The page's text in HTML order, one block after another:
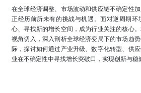
在全球经济调整、市场波动和供应链不确定性
正经历前所未有的挑战与机遇。面对逆周期
心、寻找新的增长空间，成为行业关注的核心
视角切入，深入剖析全球经济变局下的市场趋
际，探讨如何通过产业升级、数字化转型、供
业在不确定性中寻找增长突破口，实现创新与稳